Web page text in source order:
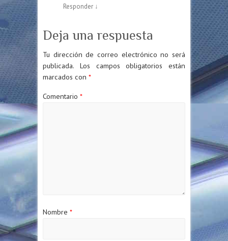
Responder ↓
Deja una respuesta
Tu dirección de correo electrónico no será
publicada.
Los campos obligatorios están
marcados con *
Comentario *
Nombre *